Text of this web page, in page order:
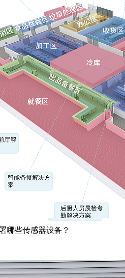
哪些传感器设备？